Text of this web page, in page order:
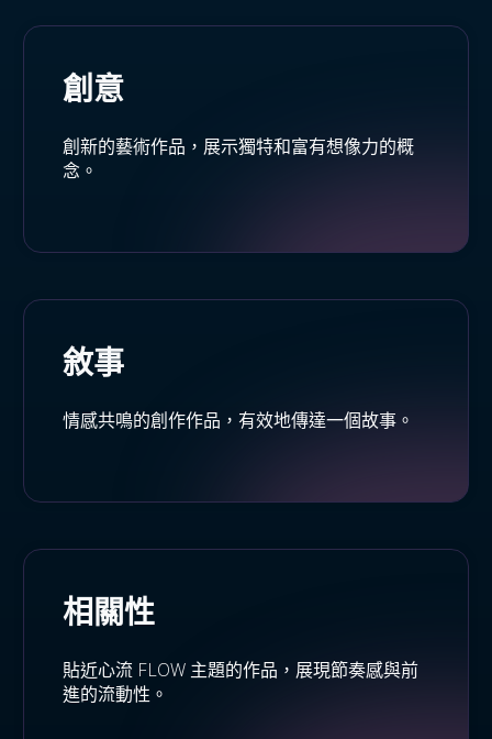
創意
創新的藝術作品，展示獨特和富有想像力的概
念。
敘事
情感共鳴的創作作品，有效地傳達一個故事。
相關性
貼近心流 FLOW 主題的作品，展現節奏感與前
進的流動性。